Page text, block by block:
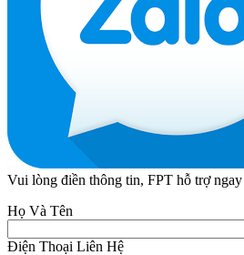
Vui lòng điền thông tin, FPT hỗ trợ
Họ Và Tên
Điện Thoại Liên Hệ